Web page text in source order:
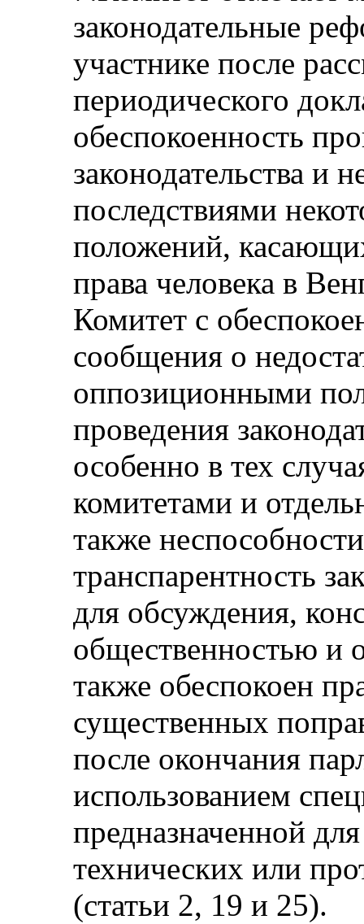
законодательные
участнике после
периодического
обеспокоенность
законодательства и
последствиями
положений,
права человека в
Комитет с
сообщения о
оппозиционными
проведения
особенно в тех
комитетами и
также
транспарентность
для обсуждения,
общественностью и
также обеспокоен
существенных
после окончания
использованием
предназначенной
технических или
(статьи 2, 19 и 25).